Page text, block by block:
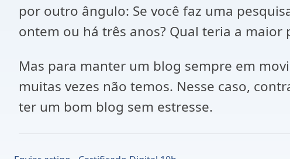
por outro ângulo: Se você faz uma
ontem ou há três anos? Qual teria a
Mas para manter um blog sempre em
muitas vezes não temos. Nesse caso,
ter um bom blog sem estresse.